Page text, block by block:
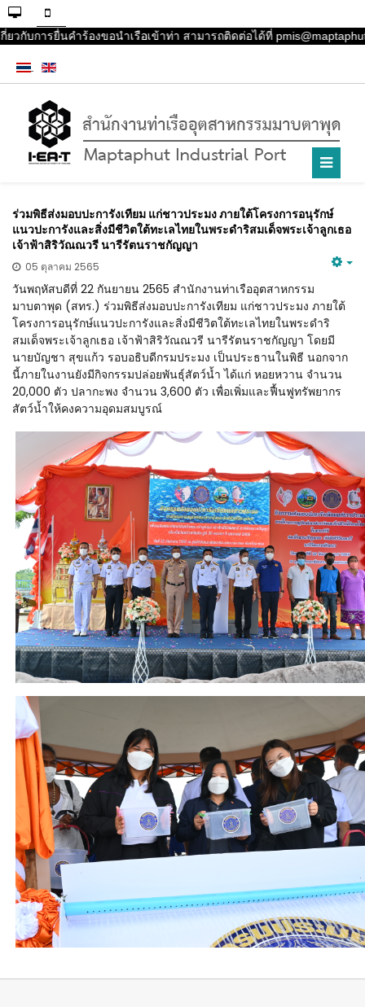
บการยื่นคำร้องขอนำเรือเข้าท่า สามารถติดต่อได้ที่
ร่วมพิธีส่งมอบปะการังเทียม แก่ชาวประมง ภายใต้โครงการอนุรักษ์
แนวปะการังและสิ่งมีชีวิตใต้ทะเลไทยในพระดำริสมเด็จพระเจ้าลูกเธอ
เจ้าฟ้าสิริวัณณวรี นารีรัตนราชกัญญา
05 ตุลาคม 2565
วันพฤหัสบดีที่ 22 กันยายน 2565 สำนักงานท่าเรืออุตสาหกรรม
มาบตาพุด (สทร.) ร่วมพิธีส่งมอบปะการังเทียม แก่ชาวประมง ภายใต้
โครงการอนุรักษ์แนวปะการังและสิ่งมีชีวิตใต้ทะเลไทยในพระดำริ
สมเด็จพระเจ้าลูกเธอ เจ้าฟ้าสิริวัณณวรี นารีรัตนราชกัญญา โดยมี
นายบัญชา สุขแก้ว รอบอธิบดีกรมประมง เป็นประธานในพิธี นอกจาก
นี้ภายในงานยังมีกิจกรรมปล่อยพันธุ์สัตว์น้ำ ได้แก่ หอยหวาน จำนวน
20,000 ตัว ปลากะพง จำนวน 3,600 ตัว เพื่อเพิ่มและฟื้นฟูทรัพยากร
สัตว์น้ำให้คงความอุดมสมบูรณ์